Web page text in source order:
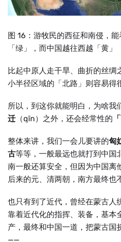
图 16：游牧民的西征和南侵，
「绿」，而中国越往西越「黄」
比起中原人走干旱、曲折的丝绸
小半径区域的「北路」则容易得
所以，到这你就能明白，为啥我
迁 （qīn）之外，还会经常性的
整体来讲，我们一会儿要讲的匈
古等等，一般最远也就打到中国
南一般还算安全，但因为中国离
后来的元、清两朝，南方最终也
也只有到了近代，曾经在蒙古人
靠着近代化的指挥、装备，基本
产，最终和中国一道，把蒙古国
——